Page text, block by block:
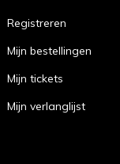
Registreren
Mijn bestellingen
Mijn tickets
Mijn verlanglijst